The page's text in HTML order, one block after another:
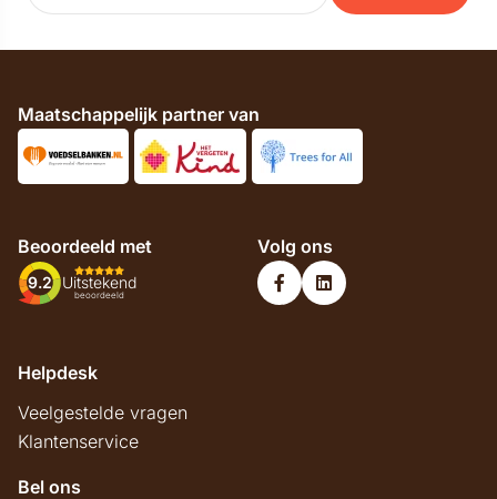
Maatschappelijk partner van
Beoordeeld met
9.2 Uitstekend
beoordeeld
Volg ons
Helpdesk
Veelgestelde vragen
Klantenservice
Bel ons